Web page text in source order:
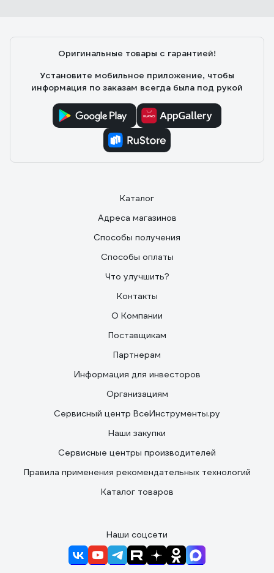
Оригинальные товары с гарантией!
Установите мобильное приложение, чтобы
информация по заказам всегда была под рукой
Каталог
Адреса магазинов
Способы получения
Способы оплаты
Что улучшить?
Контакты
О Компании
Поставщикам
Партнерам
Информация для инвесторов
Организациям
Сервисный центр ВсеИнструменты.ру
Наши закупки
Сервисные центры производителей
Правила применения рекомендательных технологий
Каталог товаров
Наши соцсети